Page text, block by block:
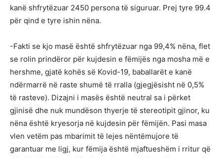
kanë shfrytëzuar 2450 persona të siguruar. Prej tyre 99.4
për qind e tyre ishin nëna.
-Fakti se kjo masë është shfrytëzuar nga 99,4% nëna, flet
se rolin prindëror për kujdesin e fëmijës nga mosha më e
hershme, gjatë kohës së Kovid-19, baballarët e kanë
ndërmarrë në raste shumë të rralla (gjegjësisht në 0,5%
të rasteve). Dizajni i masës është neutral sa i përket
gjinisë dhe nuk mundëson thyerje të stereotipit gjinor, ku
nëna është kryesorja në kujdesin për fëmijën. Pasi masa
vlen vetëm pas mbarimit të lejes nëntëmujore të
garantuar me ligj, kur fëmija është mjaftueshëm i rritur që